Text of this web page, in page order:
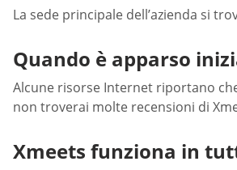
La sede principale dell’azienda si
Quando è apparso
Alcune risorse Internet riportano
non troverai molte recensioni di
Xmeets funziona in